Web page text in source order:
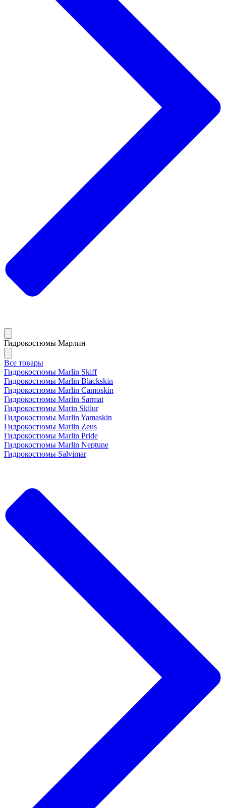
Гидрокостюмы Марлин
Все товары
Гидрокостюмы Marlin Skiff
Гидрокостюмы Marlin Blackskin
Гидрокостюмы Marlin Camoskin
Гидрокостюмы Marlin Sarmat
Гидрокостюмы Marin Skilur
Гидрокостюмы Marlin Yamaskin
Гидрокостюмы Marlin Zeus
Гидрокостюмы Marlin Pride
Гидрокостюмы Marlin Neptune
Гидрокостюмы Salvimar